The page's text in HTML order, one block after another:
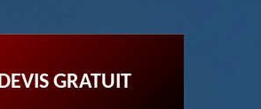
DEVIS GRATUIT